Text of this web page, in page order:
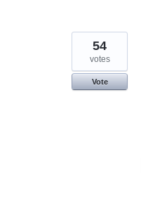
54
votes
Vote